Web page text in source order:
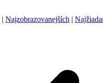
Najzobrazovanejších